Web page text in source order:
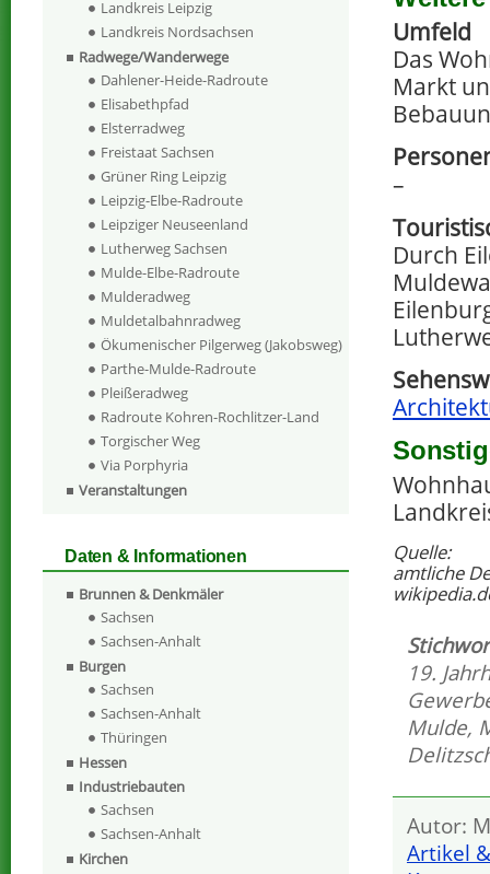
Umfeld
Das
Markt
–
Durch
Quelle:
amtliche
19.
Mulde,
Autor:
Artikel
Landkreis Leipzig
Landkreis Nordsachsen
Radwege/Wanderwege
Dahlener-Heide-Radroute
Elisabethpfad
Elsterradweg
Freistaat Sachsen
Grüner Ring Leipzig
Leipzig-Elbe-Radroute
Leipziger Neuseenland
Lutherweg Sachsen
Mulde-Elbe-Radroute
Mulderadweg
Muldetalbahnradweg
Ökumenischer Pilgerweg (Jakobsweg)
Parthe-Mulde-Radroute
Pleißeradweg
Radroute Kohren-Rochlitzer-Land
Torgischer Weg
Via Porphyria
Veranstaltungen
Daten & Informationen
Brunnen & Denkmäler
Sachsen
Sachsen-Anhalt
Burgen
Sachsen
Sachsen-Anhalt
Thüringen
Hessen
Industriebauten
Sachsen
Sachsen-Anhalt
Kirchen